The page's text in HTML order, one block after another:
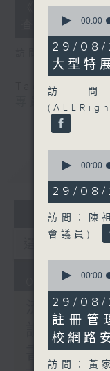
seconds
《預防工
查結果
訪問：郭偉强
Tag: 中暑 ,工
, 自助圖書
重溫
07
07/08/
流動圖
訴專員
書館服務
17
44
00:00
29/08/
大型特
訪
10
13
00:00
29/08/
訪問︰陳
會議員)
8
12
00:00
29/08/
註冊管
校網路
訪問︰黃